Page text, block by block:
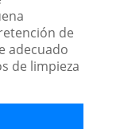
de
adecuado
de limpieza